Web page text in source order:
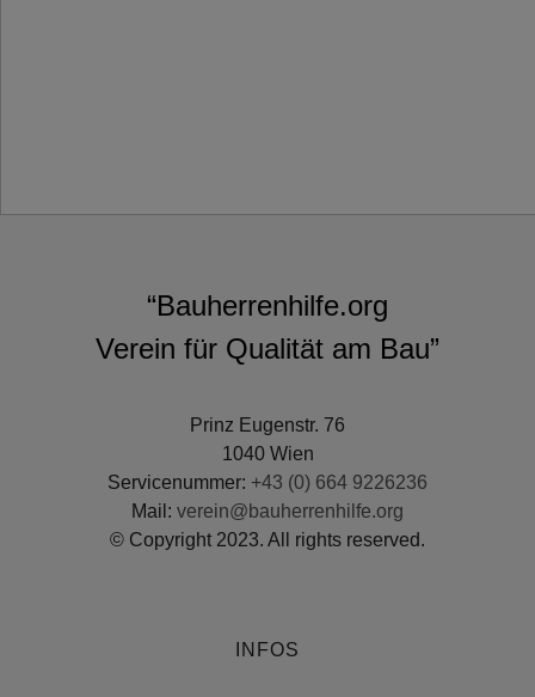
“Bauherrenhilfe.org
Verein für Qualität am Bau”
Prinz Eugenstr. 76
1040 Wien
Servicenummer: +43 (0) 664 9226236
Mail: verein@bauherrenhilfe.org
© Copyright 2023. All rights reserved.
INFOS